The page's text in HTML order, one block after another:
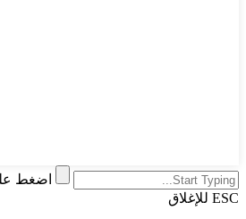
اضغط
ESC للإغلاق